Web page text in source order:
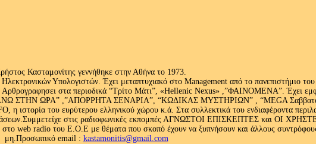
Κασταμονίτης γεννήθηκε στην Αθήνα το 1973.
Υπολογιστών. Έχει μεταπτυχιακό στο Management από το πανεπιστήμιο
στα περιοδικά “Τρίτο Μάτι”, «Hellenic Nexus» ,”ΦΑΙΝΟΜΕΝΑ”. Έχει
ΩΡΑ” ,”ΑΠΟΡΡΗΤΑ ΣΕΝΑΡΙΑ”, “ΚΩΔΙΚΑΣ ΜΥΣΤΗΡΙΩΝ” , “MEGA
η ιστορία του ευρύτερου ελληνικού χώρου κ.ά. Στα συλλεκτικά του ενδιαφέροντα
στις ραδιοφωνικές εκπομπές ΑΓΝΩΣΤΟΙ ΕΠΙΣΚΕΠΤΕΣ και ΟΙ
radio του Ε.Ο.Ε με θέματα που σκοπό έχουν να ξυπνήσουν και άλλους συντρόφους
μη.Προσωπικό email : kastamonitis@gmail.com